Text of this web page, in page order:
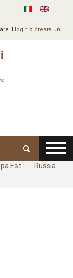
il login o creare un
Est -
Russia